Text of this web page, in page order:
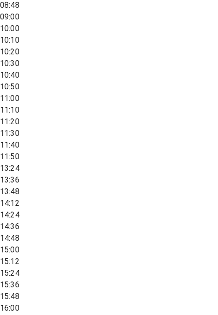
08:48
09:00
10:00
10:10
10:20
10:30
10:40
10:50
11:00
11:10
11:20
11:30
11:40
11:50
13:24
13:36
13:48
14:12
14:24
14:36
14:48
15:00
15:12
15:24
15:36
15:48
16:00